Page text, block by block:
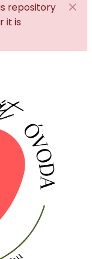
repository
it is